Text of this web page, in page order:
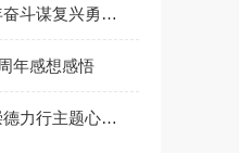
毅前行兴伟业心得体会
年感想感悟
行主题心得体会